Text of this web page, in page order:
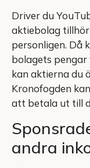
Driver du
aktiebolag
personligen. Då
bolagets
kan aktierna du
Kronofogden
att betala ut till
andra